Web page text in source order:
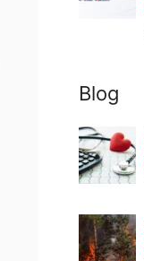
Blog